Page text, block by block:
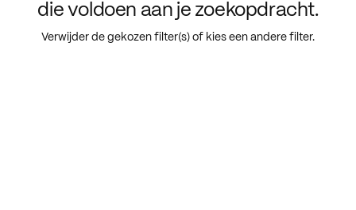
die voldoen aan je zoekopdracht.
Verwijder de gekozen filter(s) of kies een andere filter.